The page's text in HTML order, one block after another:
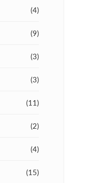
(4)
(9)
(3)
(3)
(11)
(2)
(4)
(15)